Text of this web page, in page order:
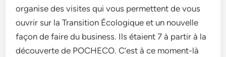
organise des visites qui vous permettent de vous
ouvrir sur la Transition Écologique et un nouvelle
façon de faire du business. Ils étaient 7 à partir à la
découverte de POCHECO. C’est à ce moment-là